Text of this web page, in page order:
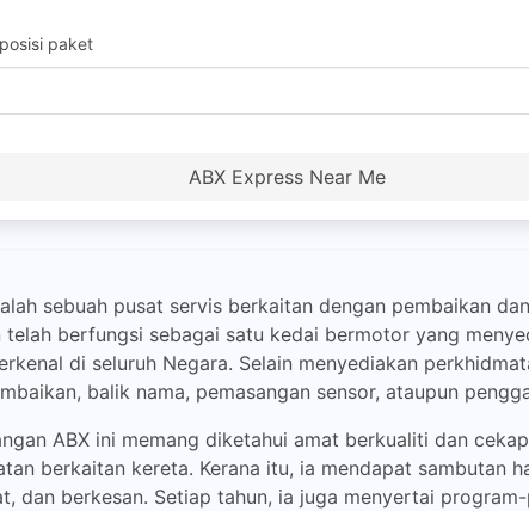
paket
ABX Express Near Me
sebuah pusat servis berkaitan dengan pembaikan
berfungsi sebagai satu kedai bermotor yang
di seluruh Negara. Selain menyediakan
balik nama, pemasangan sensor, ataupun
ABX ini memang diketahui amat berkualiti dan
berkaitan kereta. Kerana itu, ia mendapat sambutan
dan berkesan. Setiap tahun, ia juga menyertai